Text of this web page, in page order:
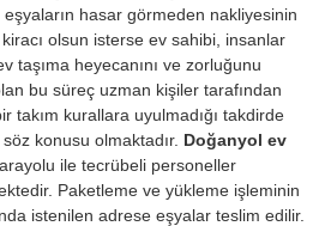
hasar görmeden nakliyesinin
olsun isterse ev sahibi, insanlar
taşıma heyecanını ve zorluğunu
bu süreç uzman kişiler tarafından
takım kurallara uyulmadığı takdirde
konusu olmaktadır. Doğanyol ev
ile tecrübeli personeller
Paketleme ve yükleme işleminin
istenilen adrese eşyalar teslim edilir.